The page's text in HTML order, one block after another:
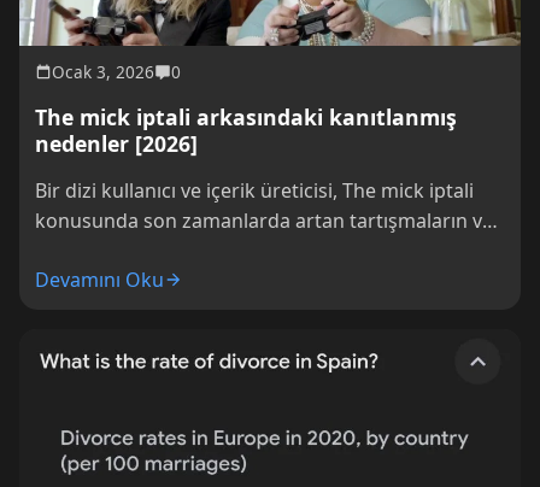
Ocak 3, 2026 0
The mick iptali arkasındaki kanıtlanmış
nedenler [2026]
Bir dizi kullanıcı ve içerik üreticisi, The mick iptali
konusunda son zamanlarda artan tartışmaların ve
Devamını Oku